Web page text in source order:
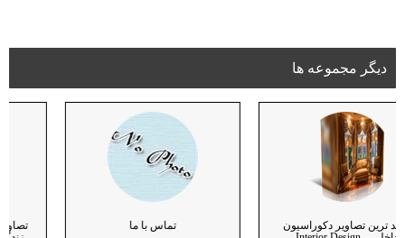
دیگر مجموعه ها
جدید ترین تصاویر دکوراسیون